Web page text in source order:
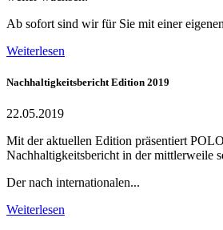
Ab sofort sind wir für Sie mit einer
Weiterlesen
Nachhaltigkeitsbericht Edition 2019
22.05.2019
Mit der aktuellen Edition präsentiert
Nachhaltigkeitsbericht in der mittlerweile
Der nach internationalen...
Weiterlesen